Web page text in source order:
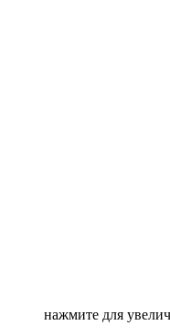
нажмите для